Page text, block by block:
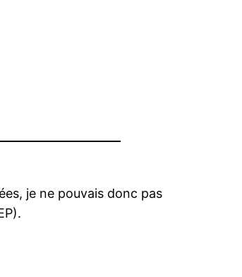
je ne pouvais donc pas